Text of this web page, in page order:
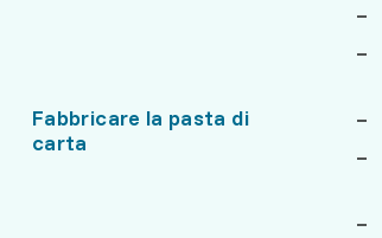
Fabbricare la pasta di
carta